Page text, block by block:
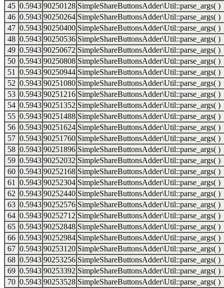
45 0.5943 90250128 SimpleShareButtonsAdder\Util::parse_args( )
46 0.5943 90250264 SimpleShareButtonsAdder\Util::parse_args( )
47 0.5943 90250400 SimpleShareButtonsAdder\Util::parse_args( )
48 0.5943 90250536 SimpleShareButtonsAdder\Util::parse_args( )
49 0.5943 90250672 SimpleShareButtonsAdder\Util::parse_args( )
50 0.5943 90250808 SimpleShareButtonsAdder\Util::parse_args( )
51
0.5943 90250944 SimpleShareButtonsAdder\Util::parse_args( )
52 0.5943 90251080 SimpleShareButtonsAdder\Util::parse_args( )
53 0.5943 90251216 SimpleShareButtonsAdder\Util::parse_args( )
54 0.5943 90251352 SimpleShareButtonsAdder\Util::parse_args( )
55 0.5943 90251488 SimpleShareButtonsAdder\Util::parse_args( )
56 0.5943 90251624 SimpleShareButtonsAdder\Util::parse_args( )
57 0.5943 90251760 SimpleShareButtonsAdder\Util::parse_args( )
58 0.5943 90251896 SimpleShareButtonsAdder\Util::parse_args( )
59 0.5943 90252032 SimpleShareButtonsAdder\Util::parse_args( )
60 0.5943 90252168 SimpleShareButtonsAdder\Util::parse_args( )
61
0.5943 90252304 SimpleShareButtonsAdder\Util::parse_args( )
62 0.5943 90252440 SimpleShareButtonsAdder\Util::parse_args( )
63 0.5943 90252576 SimpleShareButtonsAdder\Util::parse_args( )
64 0.5943 90252712 SimpleShareButtonsAdder\Util::parse_args( )
65 0.5943 90252848 SimpleShareButtonsAdder\Util::parse_args( )
66 0.5943 90252984 SimpleShareButtonsAdder\Util::parse_args( )
67 0.5943 90253120 SimpleShareButtonsAdder\Util::parse_args( )
68 0.5943 90253256 SimpleShareButtonsAdder\Util::parse_args( )
69 0.5943 90253392 SimpleShareButtonsAdder\Util::parse_args( )
70 0.5943 90253528 SimpleShareButtonsAdder\Util::parse_args( )